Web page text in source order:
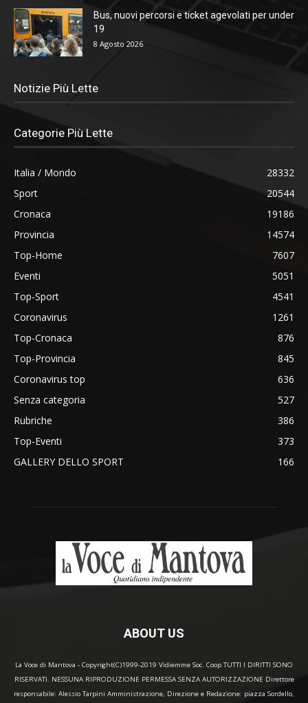
Bus, nuovi percorsi e ticket agevolati per under
19
8 Agosto 2026
Notizie Più Lette
Categorie Più Lette
Italia / Mondo
28332
Sport
20544
Cronaca
19186
Provincia
14574
Top-Home
7607
Eventi
5051
Top-Sport
4541
Coronavirus
1261
Top-Cronaca
876
Top-Provincia
845
Coronavirus top
636
Senza categoria
527
Rubriche
386
Top-Eventi
373
GALLERY DELLO SPORT
166
ABOUT US
La Voce di Mantova - Copyright(C)1999-2019 Vidiemme Soc. Coop TUTTI I DIRITTI SONO
RISERVATI. NESSUNA RIPRODUZIONE PERMESSA SENZA AUTORIZZAZIONE Direttore
responsabile: Alessio Tarpini Amministrazione, Direzione e Redazione: piazza Sordello,